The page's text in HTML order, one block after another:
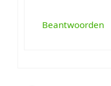
Beantwoorden